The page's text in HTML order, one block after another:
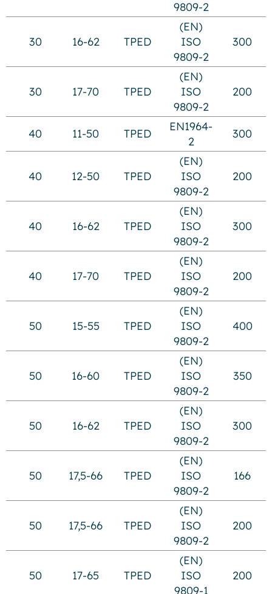
9809-2
30 16-62 TPED
(EN)
ISO
9809-2
300
30 17-70 TPED
(EN)
ISO
9809-2
200
40 11-50 TPED
EN1964-
2
300
40 12-50 TPED
(EN)
ISO
9809-2
200
40 16-62 TPED
(EN)
ISO
9809-2
300
40 17-70 TPED
(EN)
ISO
9809-2
200
50 15-55 TPED
(EN)
ISO
9809-2
400
50 16-60 TPED
(EN)
ISO
9809-2
350
50 16-62 TPED
(EN)
ISO
9809-2
300
50 17,5-66 TPED
(EN)
ISO
9809-2
166
50 17,5-66 TPED
(EN)
ISO
9809-2
200
50 17-65 TPED
(EN)
ISO
9809-1
200